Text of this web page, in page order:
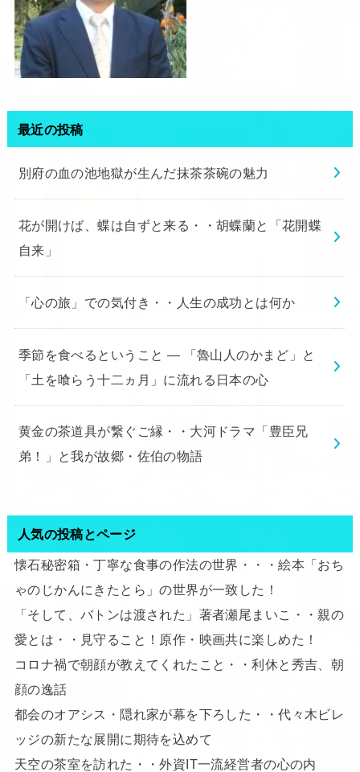
最近の投稿
別府の血の池地獄が生んだ抹茶茶碗の魅力
花が開けば、蝶は自ずと来る・・胡蝶蘭と「花開蝶
自来」
「心の旅」での気付き・・人生の成功とは何か
季節を食べるということ ― 「魯山人のかまど」と
「土を喰らう十二ヵ月」に流れる日本の心
黄金の茶道具が繋ぐご縁・・大河ドラマ「豊臣兄
弟！」と我が故郷・佐伯の物語
人気の投稿とページ
懐石秘密箱・丁寧な食事の作法の世界・・・絵本「おち
ゃのじかんにきたとら」の世界が一致した！
「そして、バトンは渡された」著者瀬尾まいこ・・親の
愛とは・・見守ること！原作・映画共に楽しめた！
コロナ禍で朝顔が教えてくれたこと・・利休と秀吉、朝
顔の逸話
都会のオアシス・隠れ家が幕を下ろした・・代々木ビレ
ッジの新たな展開に期待を込めて
天空の茶室を訪れた・・外資IT一流経営者の心の内